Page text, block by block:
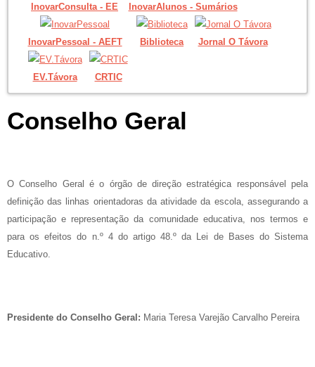
InovarConsulta - EE InovarAlunos - Sumários
InovarPessoal - AEFT Biblioteca Jornal O Távora
EV.Távora CRTIC
Conselho Geral
O Conselho Geral é o órgão de direção estratégica responsável pela
definição das linhas orientadoras da atividade da escola, assegurando a
participação e representação da comunidade educativa, nos termos e
para os efeitos do n.º 4 do artigo 48.º da Lei de Bases do Sistema
Educativo.
Presidente do Conselho Geral: Maria Teresa Varejão Carvalho Pereira